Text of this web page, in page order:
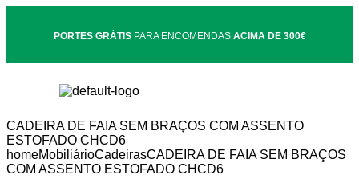
PORTES GRÁTISPARA ENCOMENDAS ACIMA DE 300€
CADEIRA DE FAIA SEM BRAÇOS COM ASSENTO
ESTOFADO CHCD6
homeMobiliárioCadeirasCADEIRA DE FAIA SEM BRAÇOS
COM ASSENTO ESTOFADO CHCD6